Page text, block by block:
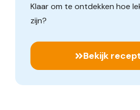
Klaar om te ontdekken hoe
zijn?
Bekijk